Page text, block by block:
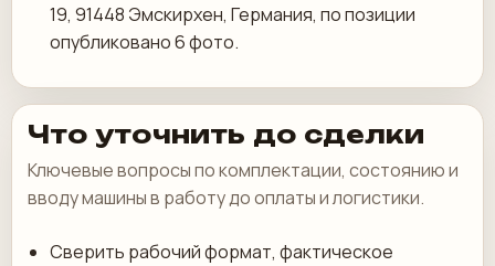
19, 91448 Эмскирхен, Германия, по позиции
опубликовано 6 фото.
Что уточнить до сделки
Ключевые вопросы по комплектации, состоянию и
вводу машины в работу до оплаты и логистики.
Сверить рабочий формат, фактическое